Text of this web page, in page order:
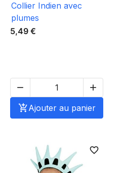
Collier Indien avec
plumes
5,49 €


Ajouter au panier
favorite_border